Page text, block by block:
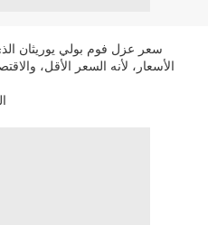
سعر عزل فوم بولي يوريثان
الأسعار، لأنه السعر الأقل،